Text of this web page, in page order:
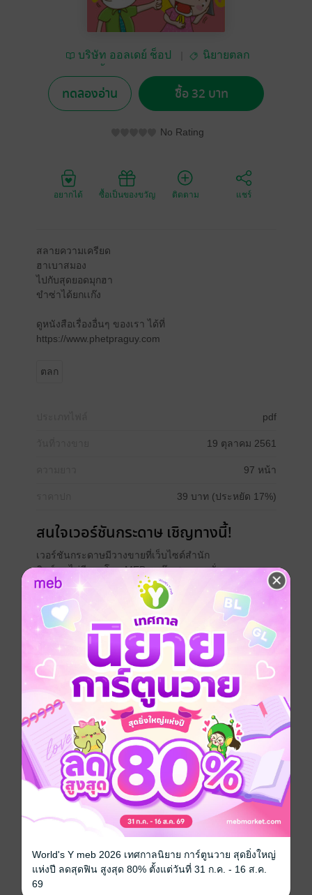
บริษัท ออลเดย์ ช็อป
นิยายตลก
ทดลองอ่าน ซื้อ 32 บาท
No Rating
อยากได้ ซื้อเป็นของขวัญ ติดตาม แชร์
สลายความเครียด
ฮาเบาสมอง
ไปกับสุดยอดมุกฮา
ขำซ่าได้ยกเเก๊ง
ดูหนังสือเรื่องอื่นๆ ของเรา ได้ที่
https://www.phetpraguy.com
ตลก
pdf
19 ตุลาคม 2561
97 หน้า
39 บาท (ประหยัด 17%)
สนใจเวอร์ชันกระดาษ เชิญทางนี้!
เวอร์ชันกระดาษมีวางขายที่เว็บไซต์สำนัก
พิมพ์ จะไม่มีขายโดย MEB นะจ๊ะ สามารถสั่ง
ซื้อ หรือติดต่อคนขายโดยตรงเลยจ้ะ
สั่งซื้อโดยตรงกับ สนพ.
เรื่องที่คุณน่าจะสนใจ
เขียนรีวิวและให้เรตติ้ง
คุณสามารถ เข้าสู่ระบบเพื่อแสดงความคิดเห็นได้จ้า
World's Y meb 2026 เทศกาลนิยาย การ์ตูนวาย สุดยิ่งใหญ่
แห่งปี ลดสุดฟิน สูงสุด 80% ตั้งแต่วันที่ 31 ก.ค. - 16 ส.ค.
69